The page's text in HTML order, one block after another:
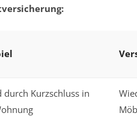
durch Kurzschluss in